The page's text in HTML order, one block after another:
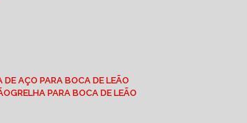
DE AÇO PARA BOCA DE LEÃO
GRELHA PARA BOCA DE LEÃO